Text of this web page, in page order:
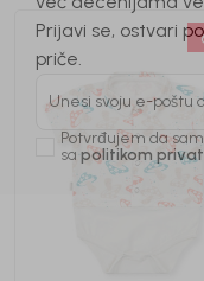
Generacije rastu
već decenijama
Prijavi se, ostvari
priče.
Unesi svoju e-
Potvrđujem da
sa
politikom